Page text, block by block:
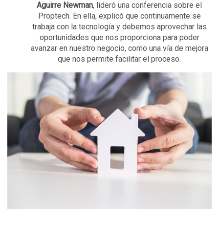
Aguirre Newman, lideró una conferencia sobre el
Proptech. En ella, explicó que continuamente se
trabaja con la tecnología y debemos aprovechar las
oportunidades que nos proporciona para poder
avanzar en nuestro negocio, como una vía de mejora
que nos permite facilitar el proceso.